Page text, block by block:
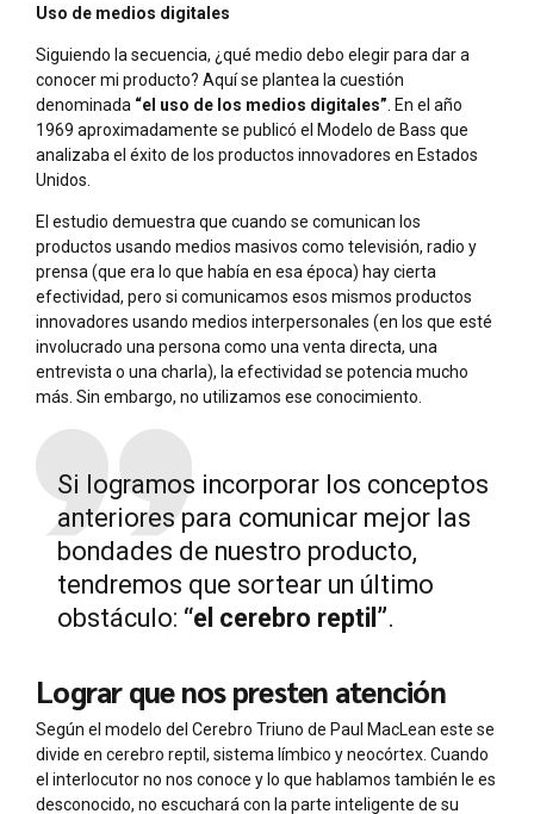
Uso de medios digitales
Siguiendo la secuencia, ¿qué medio debo elegir para dar a
conocer mi producto? Aquí se plantea la cuestión
denominada “el uso de los medios digitales”. En el año
1969 aproximadamente se publicó el Modelo de Bass que
analizaba el éxito de los productos innovadores en Estados
Unidos.
El estudio demuestra que cuando se comunican los
productos usando medios masivos como televisión, radio y
prensa (que era lo que había en esa época) hay cierta
efectividad, pero si comunicamos esos mismos productos
innovadores usando medios interpersonales (en los que esté
involucrado una persona como una venta directa, una
entrevista o una charla), la efectividad se potencia mucho
más. Sin embargo, no utilizamos ese conocimiento.
Si logramos incorporar los conceptos
anteriores para comunicar mejor las
bondades de nuestro producto,
tendremos que sortear un último
obstáculo: “el cerebro reptil”.
Lograr que nos presten atención
Según el modelo del Cerebro Triuno de Paul MacLean este se
divide en cerebro reptil, sistema límbico y neocórtex. Cuando
el interlocutor no nos conoce y lo que hablamos también le es
desconocido, no escuchará con la parte inteligente de su